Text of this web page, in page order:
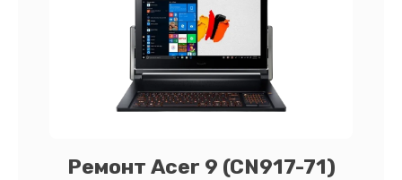
Ремонт Acer 9 (CN917-71)